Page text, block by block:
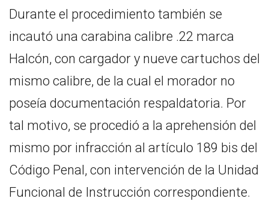
Durante el procedimiento también se
incautó una carabina calibre .22 marca
Halcón, con cargador y nueve cartuchos del
mismo calibre, de la cual el morador no
poseía documentación respaldatoria. Por
tal motivo, se procedió a la aprehensión del
mismo por infracción al artículo 189 bis del
Código Penal, con intervención de la Unidad
Funcional de Instrucción correspondiente.